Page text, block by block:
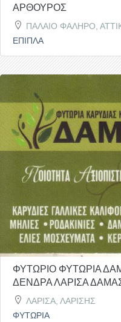
ΑΡΘΟΥΡΟΣ
ΠΑΛΑΙΟ ΦΑΛΗΡΟ,
ΕΠΙΠΛΑ
ΦΥΤΩΡΙΟ ΦΥΤΩΡΙΑ
ΔΕΝΔΡΑ ΛΑΡΙΣΑ
ΛΑΡΙΣΑ, ΛΑΡΙΣΗΣ
ΦΥΤΩΡΙΑ